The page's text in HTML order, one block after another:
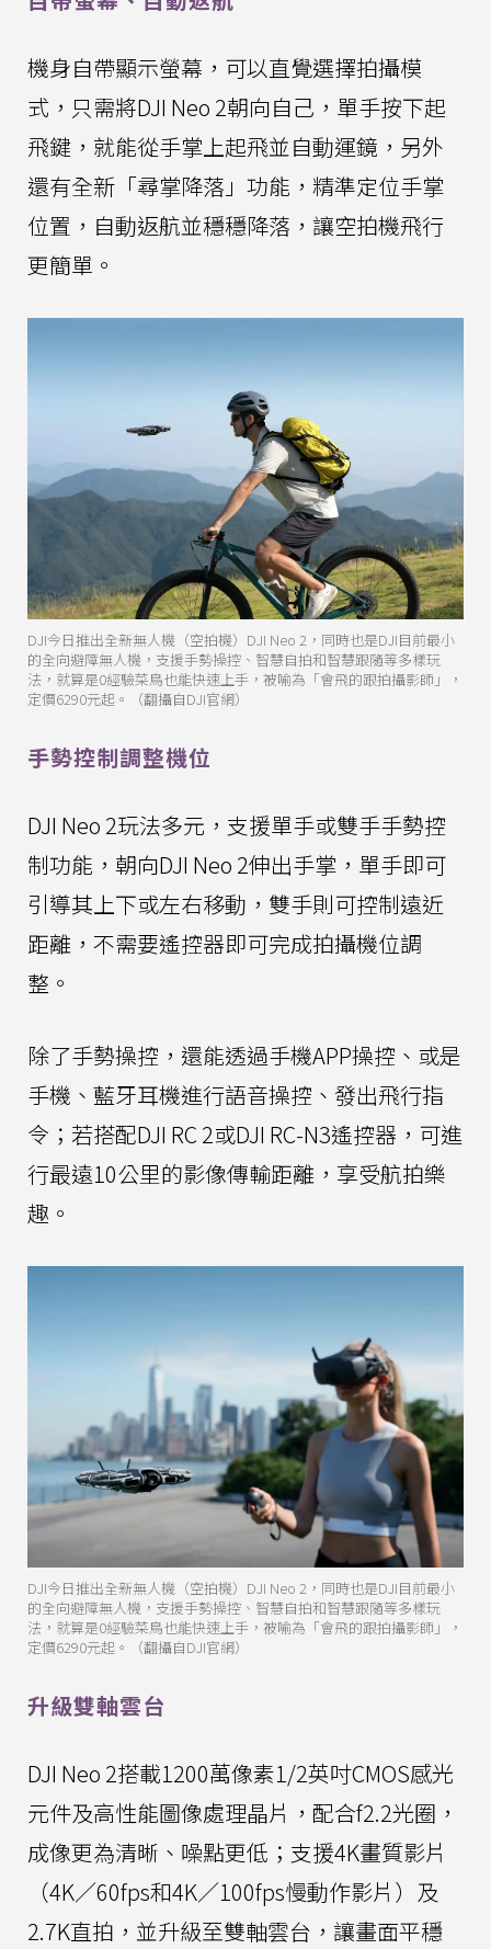
機身自帶顯示螢幕，可以直覺選擇拍攝模
式，只需將DJI Neo 2朝向自己，單手按下起
飛鍵，就能從手掌上起飛並自動運鏡，另外
還有全新「尋掌降落」功能，精準定位手掌
位置，自動返航並穩穩降落，讓空拍機飛行
更簡單。
DJI今日推出全新無人機（空拍機）DJI Neo 2，同時也是DJI目前最小
的全向避障無人機，支援手勢操控、智慧自拍和智慧跟隨等多樣玩
法，就算是0經驗菜鳥也能快速上手，被喻為「會飛的跟拍攝影師」，
定價6290元起。（翻攝自DJI官網）
手勢控制調整機位
DJI Neo 2玩法多元，支援單手或雙手手勢控
制功能，朝向DJI Neo 2伸出手掌，單手即可
引導其上下或左右移動，雙手則可控制遠近
距離，不需要遙控器即可完成拍攝機位調
整。
除了手勢操控，還能透過手機APP操控、或是
手機、藍牙耳機進行語音操控、發出飛行指
令；若搭配DJI RC 2或DJI RC-N3遙控器，可進
行最遠10公里的影像傳輸距離，享受航拍樂
趣。
DJI今日推出全新無人機（空拍機）DJI Neo 2，同時也是DJI目前最小
的全向避障無人機，支援手勢操控、智慧自拍和智慧跟隨等多樣玩
法，就算是0經驗菜鳥也能快速上手，被喻為「會飛的跟拍攝影師」，
定價6290元起。（翻攝自DJI官網）
升級雙軸雲台
DJI Neo 2搭載1200萬像素1/2英吋CMOS感光
元件及高性能圖像處理晶片，配合f2.2光圈，
成像更為清晰、噪點更低；支援4K畫質影片
（4K／60fps和4K／100fps慢動作影片）及
2.7K直拍，並升級至雙軸雲台，讓畫面平穩